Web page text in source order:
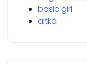
basic girl
altka